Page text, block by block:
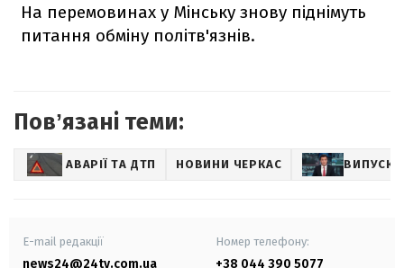
На перемовинах у Мінську знову піднімуть
питання обміну політв'язнів.
Повʼязані теми:
АВАРІЇ ТА ДТП НОВИНИ ЧЕРКАС ВИПУСК
E-mail редакції
news24@24tv.com.ua
Номер телефону:
+38 044 390 5077